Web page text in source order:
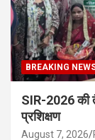
BREAKING
SIR-2026 की
प्रशिक्षण
August 7, 2026